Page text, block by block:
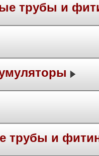
трубы и
трубы и